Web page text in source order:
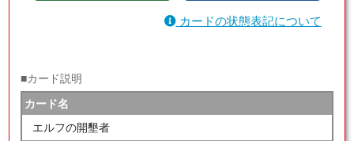
カードの状態表記について
■カード説明
カード名
エルフの開墾者